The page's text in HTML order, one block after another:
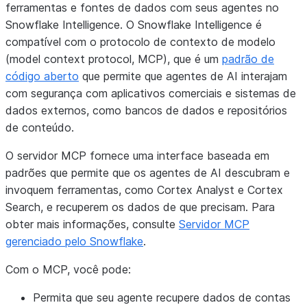
ferramentas e fontes de dados com seus agentes no
Snowflake Intelligence. O Snowflake Intelligence é
compatível com o protocolo de contexto de modelo
(model context protocol, MCP), que é um padrão de
código aberto que permite que agentes de AI interajam
com segurança com aplicativos comerciais e sistemas de
dados externos, como bancos de dados e repositórios
de conteúdo.
O servidor MCP fornece uma interface baseada em
padrões que permite que os agentes de AI descubram e
invoquem ferramentas, como Cortex Analyst e Cortex
Search, e recuperem os dados de que precisam. Para
obter mais informações, consulte Servidor MCP
gerenciado pelo Snowflake.
Com o MCP, você pode:
Permita que seu agente recupere dados de contas